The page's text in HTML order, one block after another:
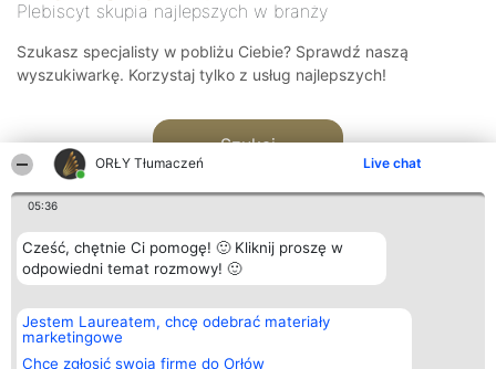
ORŁY Tłumaczeń Live chat
05:36
Cześć, chętnie Ci pomogę! 🙂 Kliknij proszę w
odpowiedni temat rozmowy! 🙂
Jestem Laureatem, chcę odebrać materiały
marketingowe
Chcę zgłosić swoją firmę do Orłów
Plebiscyt skupia najlepszych w branży
Szukasz specjalisty w pobliżu Ciebie? Sprawdź naszą
wyszukiwarkę. Korzystaj tylko z usług najlepszych!
Szukaj
Organizator plebiscytu
Bright Side Solutions sp. z o.
o. sp. k.
ul. Ruska 22
Plebiscyt
Laureaci
wszystkich
Kontakt
Kontakt